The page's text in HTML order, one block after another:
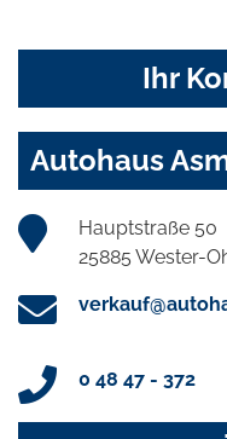
Ihr
Autohaus
Hauptstraße 50
25885 Wester-
0 48 47 - 372